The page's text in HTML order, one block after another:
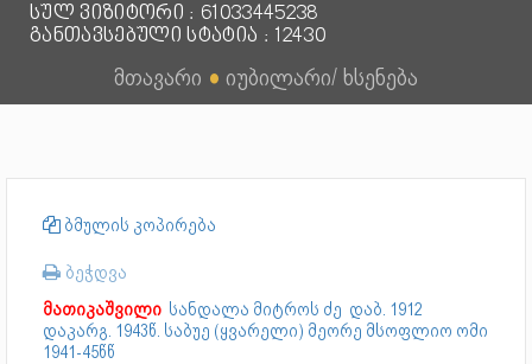
სულ ვიზიტორი : 61033445238
განთავსებული სტატია : 12430
მთავარი ● იუბილარი/ ხსენება
ბმულის კოპირება
ბეჭდვა
მათიკაშვილი სანდალა მიტროს ძე დაბ. 1912
დაკარგ. 1943წ. საბუე (ყვარელი) მეორე მსოფლიო ომი
1941-45წწ